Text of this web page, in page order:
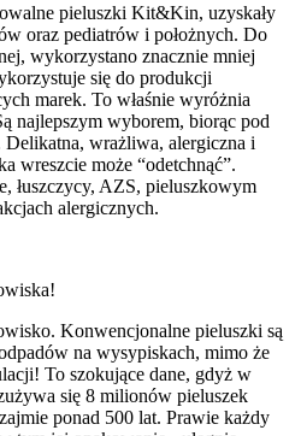
pieluszki Kit&Kin, uzyskały
oraz pediatrów i położnych. Do
wykorzystano znacznie mniej
się do produkcji
marek. To właśnie wyróżnia
najlepszym wyborem, biorąc pod
wrażliwa, alergiczna i
wreszcie może “odetchnąć”.
łuszczycy, AZS, pieluszkowym
alergicznych.
Konwencjonalne pieluszki są
na wysypiskach, mimo że
To szokujące dane, gdyż w
się 8 milionów pieluszek
ponad 500 lat. Prawie każdy